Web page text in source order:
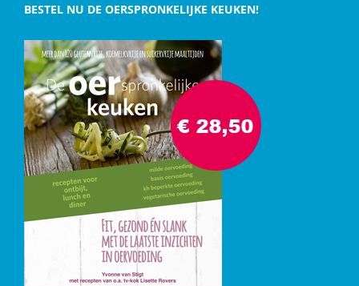
BESTEL NU DE OERSPRONKELIJKE KEUKEN!